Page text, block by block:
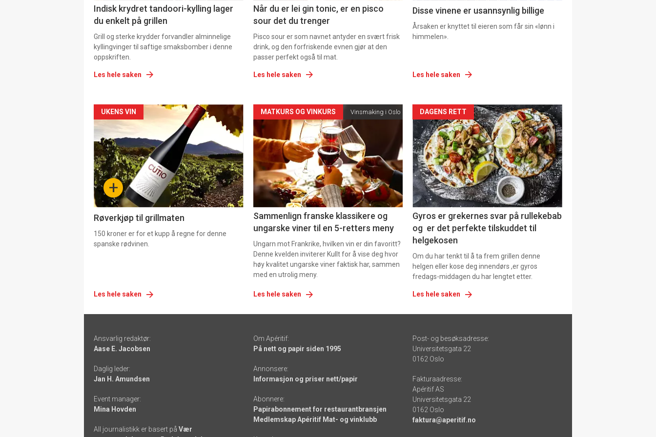
Indisk krydret tandoori-kylling lager
du enkelt på grillen
Grill og sterke krydder forvandler alminnelige
kyllingvinger til saftige smaksbomber i denne
oppskriften.
Les hele saken
Når du er lei gin tonic, er en pisco
sour det du trenger
Pisco sour er som navnet antyder en svært frisk
drink, og den forfriskende evnen gjør at den
passer perfekt også til mat.
Les hele saken
Disse vinene er usannsynlig billige
Årsaken er knyttet til eieren som får sin «lønn i
himmelen».
Les hele saken
Forsiden
akkurat
nå
-
4 +
UKENS VIN
Røverkjøp til grillmaten
150 kroner er for et kupp å regne for denne
spanske rødvinen.
Les hele saken
Forsiden
akkurat
nå
-
5
MATKURS OG VINKURS Vinsmaking i Oslo
Sammenlign franske klassikere og
ungarske viner til en 5-retters meny
Ungarn mot Frankrike, hvilken vin er din favoritt?
Denne kvelden inviterer Kullt for å vise deg hvor
høy kvalitet ungarske viner faktisk har, sammen
med en utrolig meny.
Les hele saken
Forsiden
akkurat
nå
-
6
DAGENS RETT
Gyros er grekernes svar på rullekebab
og er det perfekte tilskuddet til
helgekosen
Om du har tenkt til å ta frem grillen denne
helgen eller kose deg innendørs ,er gyros
fredags-middagen du har lengtet etter.
Les hele saken
-
links
Ansvarlig redaktør:
Aase E. Jacobsen
Daglig leder:
Jan H. Amundsen
Event manager:
Mina Hovden
All journalistikk er basert på Vær
Om Apéritif:
På nett og papir siden 1995
Annonsere:
Informasjon og priser nett/papir
Abonnere:
Papirabonnement for restaurantbransjen
Medlemskap Apéritif Mat- og vinklubb
Post- og besøksadresse:
Universitetsgata 22
0162 Oslo
Fakturaadresse:
Apéritif AS
Universitetsgata 22
0162 Oslo
faktura@aperitif.no